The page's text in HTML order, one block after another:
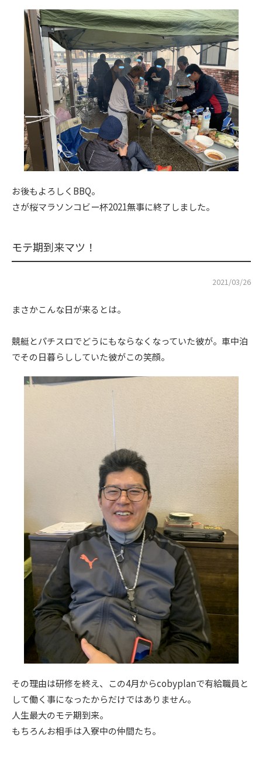
お後もよろしくBBQ。
さが桜マラソンコビー杯2021無事に終了しました。
モテ期到来マツ！
2021/03/26
まさかこんな日が来るとは。
競艇とパチスロでどうにもならなくなっていた彼が。車中泊
でその日暮らししていた彼がこの笑顔。
その理由は研修を終え、この4月からcobyplanで有給職員と
して働く事になったからだけではありません。
人生最大のモテ期到来。
もちろんお相手は入寮中の仲間たち。